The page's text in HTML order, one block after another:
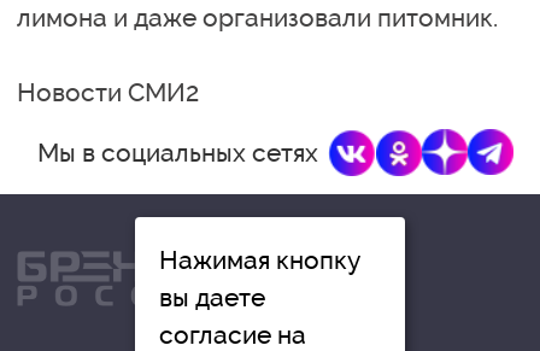
лимона и даже организовали питомник.
Новости СМИ2
Мы в социальных сетях
Нажимая кнопку
вы даете
согласие на